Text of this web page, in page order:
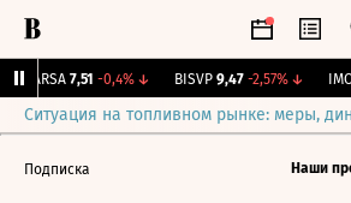
ARSA 7,51 -0,4%↓ BISVP 9,47 -2,57%↓
Ситуация на топливном рынке: меры,
Подписка Наши